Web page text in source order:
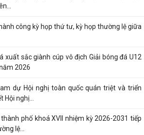
công kỳ họp thứ tư, kỳ họp thường lệ giữa
xuất sắc giành cúp vô địch Giải bóng đá U12
2026
dự Hội nghị toàn quốc quán triệt và triển
nghị...
phố khoá XVII nhiệm kỳ 2026-2031 tiếp
lệ...